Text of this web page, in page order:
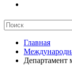
Главная
Департамент